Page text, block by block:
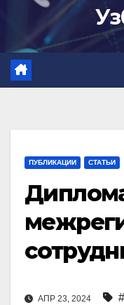
ПУБЛИКАЦИИ СТАТЬИ
АПР 23, 2024